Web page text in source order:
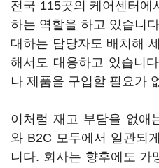
전국 115곳의 케어센터
하는 역할을 하고 있습니
대하는 담당자도 배치해
해서도 대응하고 있습니
나 제품을 구입할 필요가
이처럼 재고 부담을 없애
와 B2C 모두에서 일관되
니다. 회사는 향후에도 가